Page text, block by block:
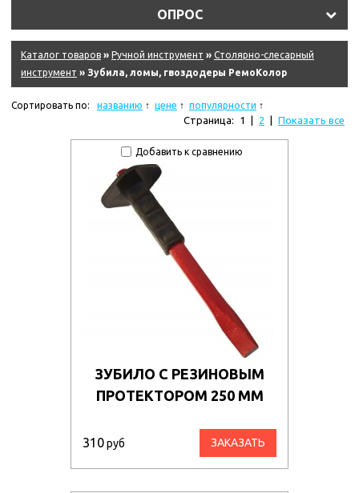
ОПРОС
Каталог товаров » Ручной инструмент » Столярно-слесарный
инструмент » Зубила, ломы, гвоздодеры РемоКолор
Сортировать по: названию цене популярности
Страница: 1 2 Показать все
Добавить к сравнению
ЗУБИЛО С РЕЗИНОВЫМ
ПРОТЕКТОРОМ 250 ММ
310руб ЗАКАЗАТЬ